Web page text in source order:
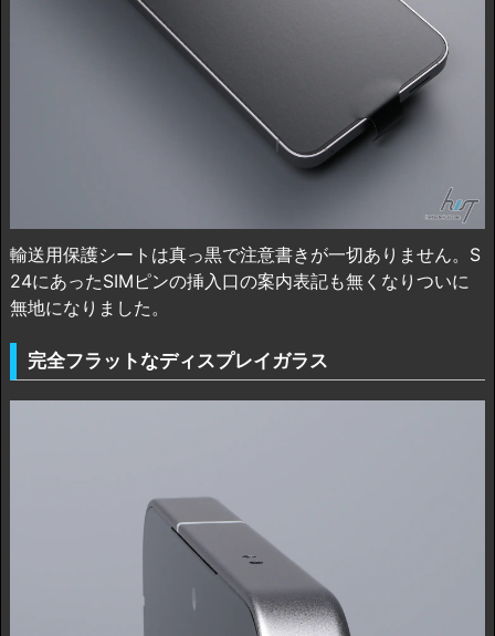
輸送用保護シートは真っ黒で注意書きが一切ありません。S
24にあったSIMピンの挿入口の案内表記も無くなりついに
無地になりました。
完全フラットなディスプレイガラス